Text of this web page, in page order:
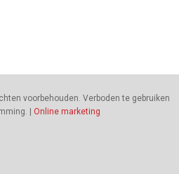
voorbehouden. Verboden te gebruiken
| Online marketing